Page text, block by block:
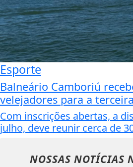
Esporte
Balneário Camboriú
velejadores para a
Com inscrições abertas, a
julho, deve reunir cerca de
NOSSAS NOTÍCIAS